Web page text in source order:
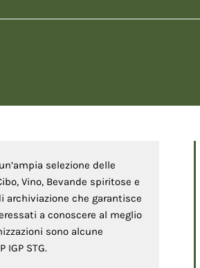
selezione delle
Vino, Bevande spiritose e
archiviazione che garantisce
a conoscere al meglio
sono alcune
STG.